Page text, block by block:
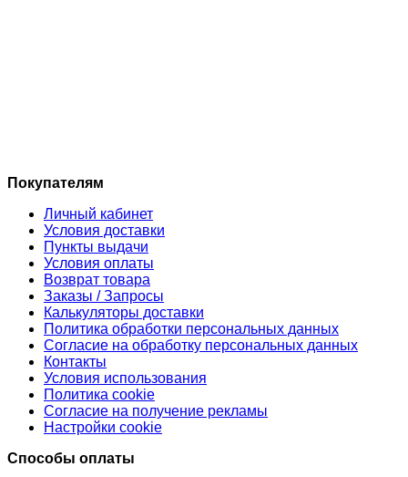
Покупателям
Личный кабинет
Условия доставки
Пункты выдачи
Условия оплаты
Возврат товара
Заказы / Запросы
Калькуляторы доставки
Политика обработки персональных данных
Согласие на обработку персональных данных
Контакты
Условия использования
Политика cookie
Согласие на получение рекламы
Настройки cookie
Способы оплаты